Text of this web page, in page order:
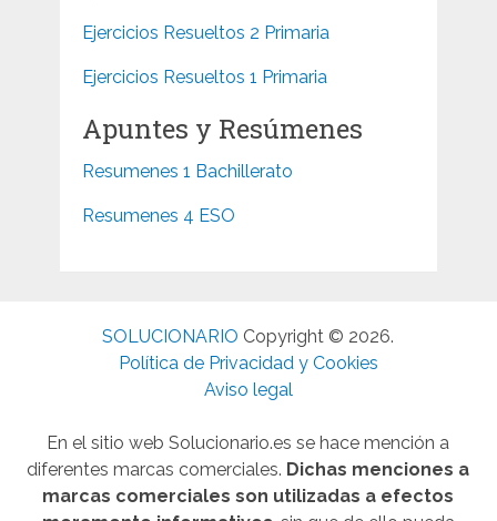
Ejercicios Resueltos 2 Primaria
Ejercicios Resueltos 1 Primaria
Apuntes y Resúmenes
Resumenes 1 Bachillerato
Resumenes 4 ESO
SOLUCIONARIO Copyright © 2026.
Política de Privacidad y Cookies
Aviso legal
En el sitio web Solucionario.es se hace mención a
diferentes marcas comerciales. Dichas menciones a
marcas comerciales son utilizadas a efectos